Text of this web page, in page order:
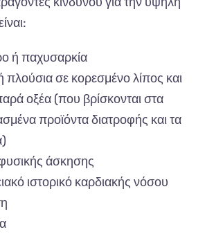
ή παχυσαρκία
πλούσια σε κορεσμένο λίπος και
οξέα (που βρίσκονται στα
προϊόντα διατροφής και τα
άσκησης
ιστορικό καρδιακής νόσου